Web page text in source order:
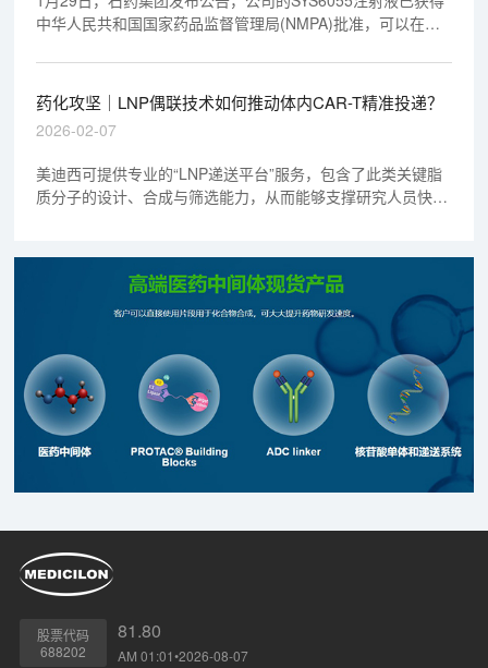
中华人民共和国国家药品监督管理局(NMPA)批准，可以在中
品，具有通过慢病毒载体在体内直接生成靶向CD19的CAR-T
细胞的能力，能够特异性识别和清除靶细胞，进而达到治疗目
的。
药化攻坚｜LNP偶联技术如何推动体内CAR-T精准投递？
2026-02-07
美迪西可提供专业的“LNP递送平台”服务，包含了此类关键脂
质分子的设计、合成与筛选能力，从而能够支撑研究人员快速
股票代码
688202
81.80
AM 01:01•2026-08-07